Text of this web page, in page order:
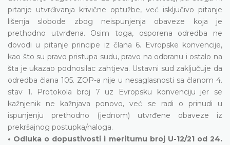
pitanje utvrđivanja krivične optužbe, već isključivo pitanje
lišenja slobode zbog neispunjenja obaveze koja je
prethodno utvrđena. Osim toga, osporena odredba ne
dovodi u pitanje principe iz člana 6. Evropske konvencije,
kao što su pravo pristupa sudu, pravo na odbranu i ostalo na
šta je ukazao podnosilac zahtjeva. Ustavni sud zaključuje da
odredba člana 105. ZOP-a nije u nesaglasnosti sa članom 4.
stav 1. Protokola broj 7 uz Evropsku konvenciju jer se
kažnjenik ne kažnjava ponovo, već se radi o prinudi u
ispunjenju prethodno (jednom) utvrđene obaveze iz
prekršajnog postupka/naloga.
• Odluka o dopustivosti i meritumu broj U-12/21 od 24.